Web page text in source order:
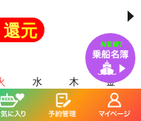
元
水
定休日
木
13
金
14